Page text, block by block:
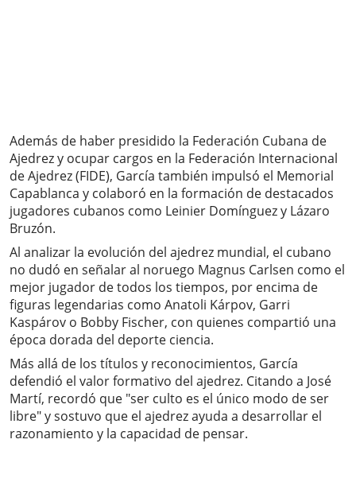
Además de haber presidido la Federación Cubana de
Ajedrez y ocupar cargos en la Federación Internacional
de Ajedrez (FIDE), García también impulsó el Memorial
Capablanca y colaboró en la formación de destacados
jugadores cubanos como Leinier Domínguez y Lázaro
Bruzón.
Al analizar la evolución del ajedrez mundial, el cubano
no dudó en señalar al noruego Magnus Carlsen como el
mejor jugador de todos los tiempos, por encima de
figuras legendarias como Anatoli Kárpov, Garri
Kaspárov o Bobby Fischer, con quienes compartió una
época dorada del deporte ciencia.
Más allá de los títulos y reconocimientos, García
defendió el valor formativo del ajedrez. Citando a José
Martí, recordó que "ser culto es el único modo de ser
libre" y sostuvo que el ajedrez ayuda a desarrollar el
razonamiento y la capacidad de pensar.